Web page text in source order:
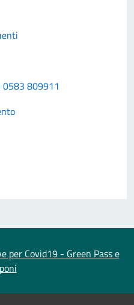
0583 809911
per Covid19 - Green Pass e